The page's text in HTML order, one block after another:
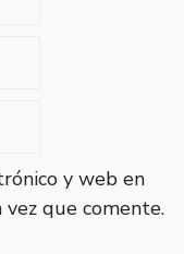
y web en
que comente.